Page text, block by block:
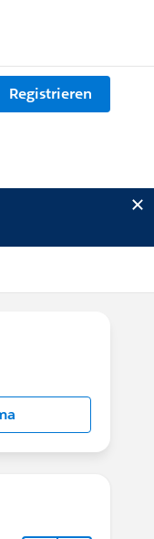
Registrieren